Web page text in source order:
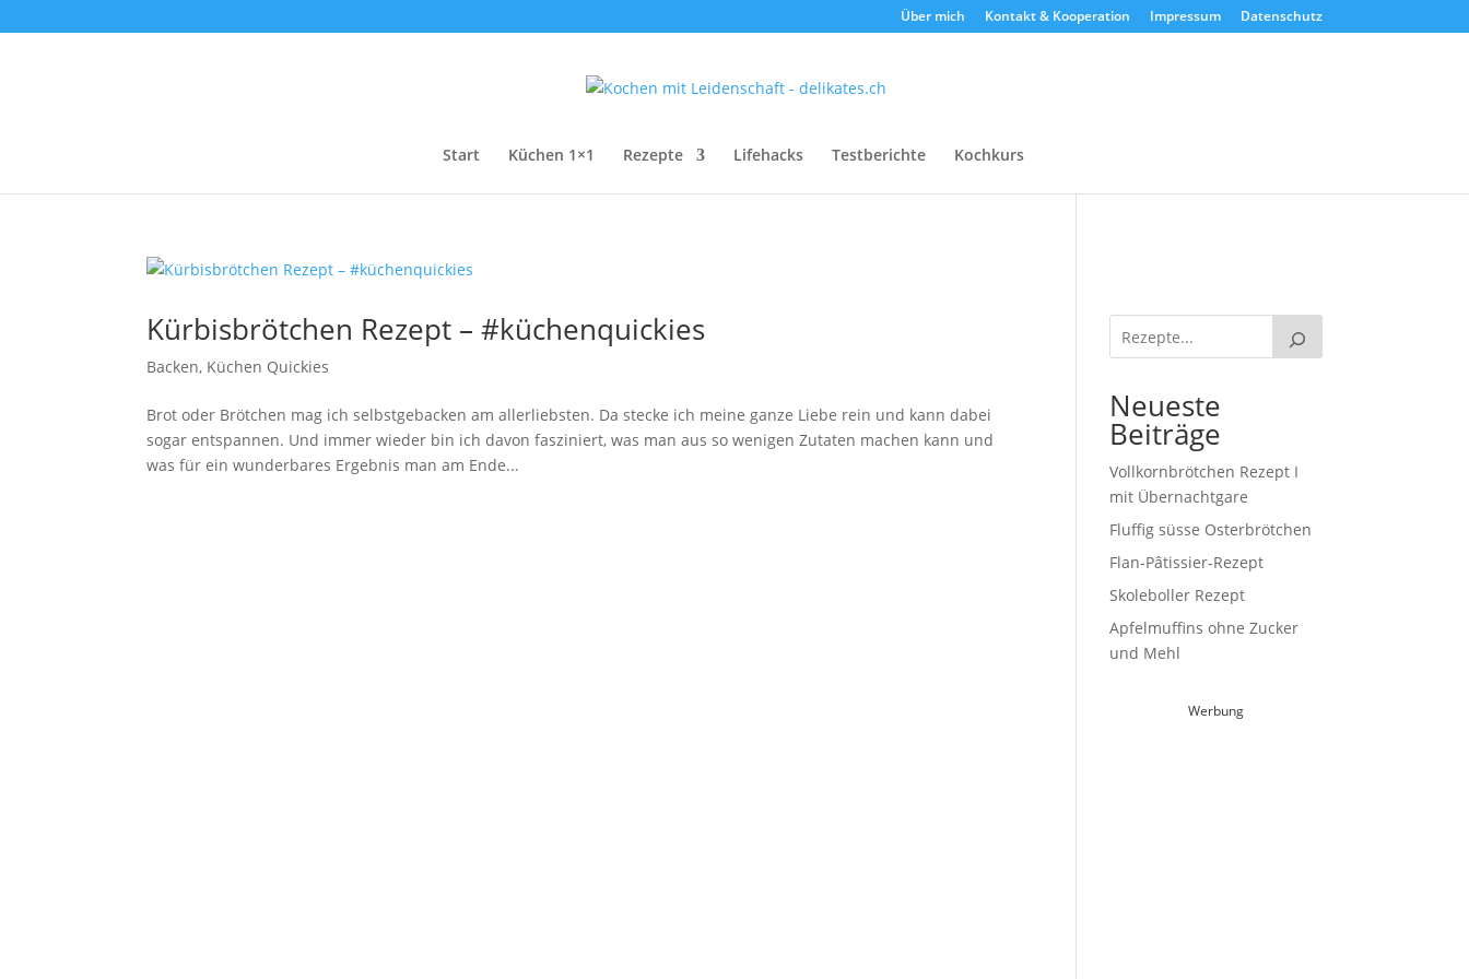
Über mich Kontakt & Kooperation Impressum Datenschutz
Start Küchen 1×1 Rezepte Lifehacks Testberichte Kochkurs
Kürbisbrötchen Rezept – #küchenquickies
Backen, Küchen Quickies
Brot oder Brötchen mag ich selbstgebacken am allerliebsten. Da stecke ich meine ganze Liebe rein und kann dabei
sogar entspannen. Und immer wieder bin ich davon fasziniert, was man aus so wenigen Zutaten machen kann und
was für ein wunderbares Ergebnis man am Ende...
Neueste
Beiträge
Vollkornbrötchen Rezept I
mit Übernachtgare
Fluffig süsse Osterbrötchen
Flan-Pâtissier-Rezept
Skoleboller Rezept
Apfelmuffins ohne Zucker
und Mehl
Werbung